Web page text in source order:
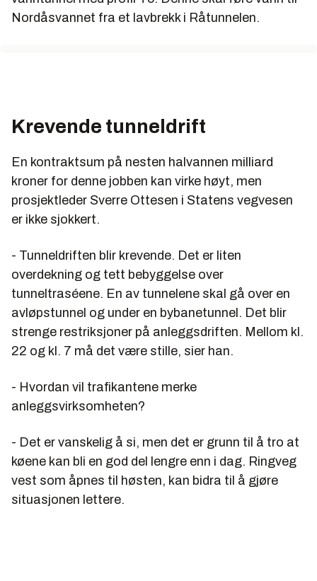
Nordåsvannet fra et lavbrekk i Råtunnelen.
Krevende tunneldrift
En kontraktsum på nesten halvannen milliard
kroner for denne jobben kan virke høyt, men
prosjektleder Sverre Ottesen i Statens vegvesen
er ikke sjokkert.
- Tunneldriften blir krevende. Det er liten
overdekning og tett bebyggelse over
tunneltraséene. En av tunnelene skal gå over en
avløpstunnel og under en bybanetunnel. Det blir
strenge restriksjoner på anleggsdriften. Mellom kl.
22 og kl. 7 må det være stille, sier han.
- Hvordan vil trafikantene merke
anleggsvirksomheten?
- Det er vanskelig å si, men det er grunn til å tro at
køene kan bli en god del lengre enn i dag. Ringveg
vest som åpnes til høsten, kan bidra til å gjøre
situasjonen lettere.